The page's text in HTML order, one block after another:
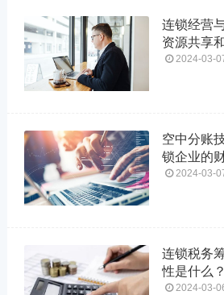
连锁经营
资源共享
2024-03-
空中分账
锁企业的
理？2024-03-
连锁税务
性是什么？
2024-03-